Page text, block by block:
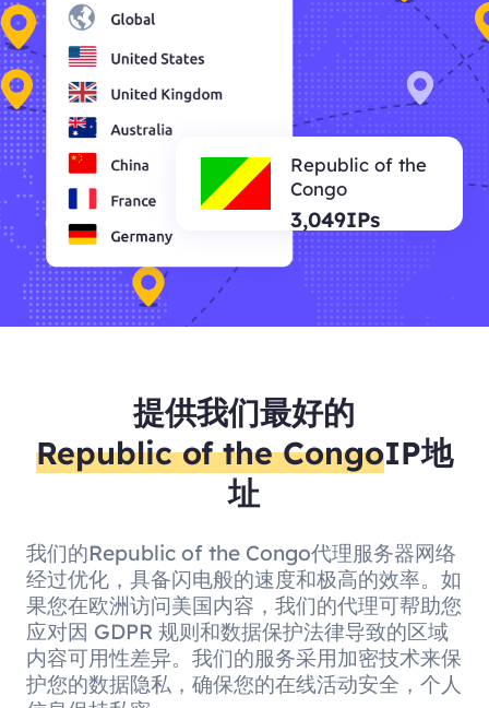
Republic of the
Congo
3,049IPs
提供我们最好的
Republic of the CongoIP地
址
我们的Republic of the Congo代理服务器网络
经过优化，具备闪电般的速度和极高的效率。如
果您在欧洲访问美国内容，我们的代理可帮助您
应对因 GDPR 规则和数据保护法律导致的区域
内容可用性差异。我们的服务采用加密技术来保
护您的数据隐私，确保您的在线活动安全，个人